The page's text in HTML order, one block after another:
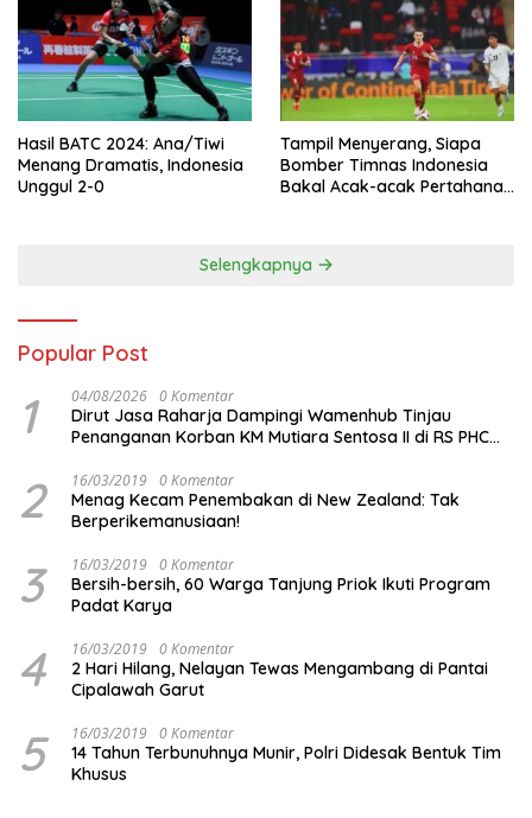
Hasil BATC 2024: Ana/Tiwi
Menang Dramatis, Indonesia
Unggul 2-0
Tampil Menyerang, Siapa
Bomber Timnas Indonesia
Bakal Acak-acak Pertahanan
Selengkapnya
Popular Post
1 04/08/2026 0 Komentar
Dirut Jasa Raharja Dampingi Wamenhub Tinjau
Penanganan Korban KM Mutiara Sentosa II di RS PHC
2 16/03/2019 0 Komentar
Menag Kecam Penembakan di New Zealand: Tak
Berperikemanusiaan!
3 16/03/2019 0 Komentar
Bersih-bersih, 60 Warga Tanjung Priok Ikuti Program
Padat Karya
4 16/03/2019 0 Komentar
2 Hari Hilang, Nelayan Tewas Mengambang di Pantai
Cipalawah Garut
5 16/03/2019 0 Komentar
14 Tahun Terbunuhnya Munir, Polri Didesak Bentuk Tim
Khusus